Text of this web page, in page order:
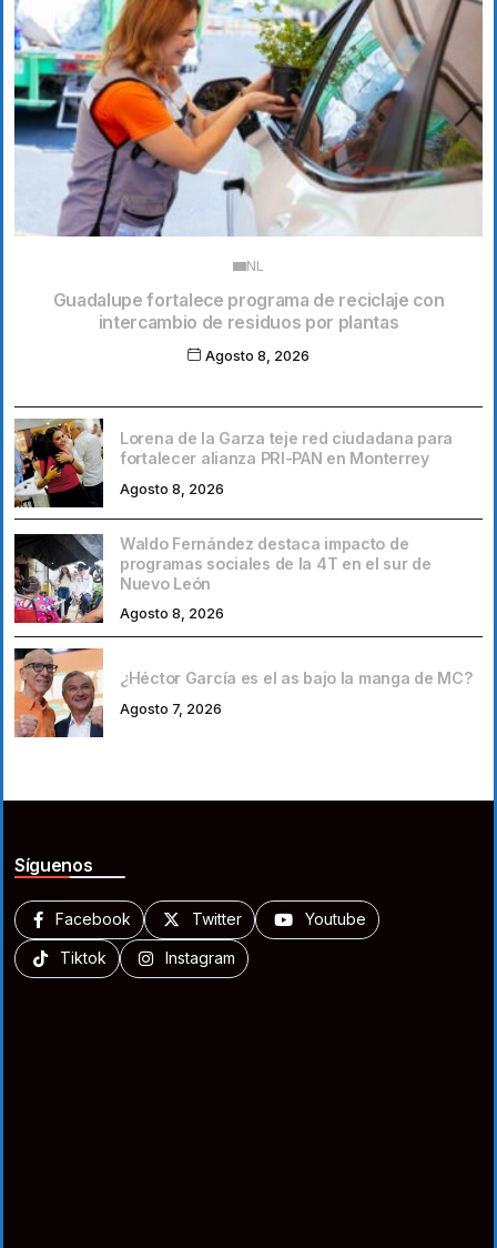
NL
Guadalupe fortalece programa de reciclaje con
intercambio de residuos por plantas
Agosto 8, 2026
Lorena de la Garza teje red ciudadana para
fortalecer alianza PRI-PAN en Monterrey
Agosto 8, 2026
Waldo Fernández destaca impacto de
programas sociales de la 4T en el sur de
Nuevo León
Agosto 8, 2026
¿Héctor García es el as bajo la manga de MC?
Agosto 7, 2026
Síguenos
Facebook Twitter Youtube
Tiktok Instagram